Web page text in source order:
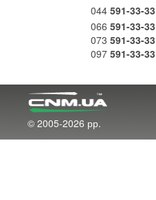
044 591-33-33
066 591-33-33
073 591-33-33
097 591-33-33
© 2005-2026 рр.